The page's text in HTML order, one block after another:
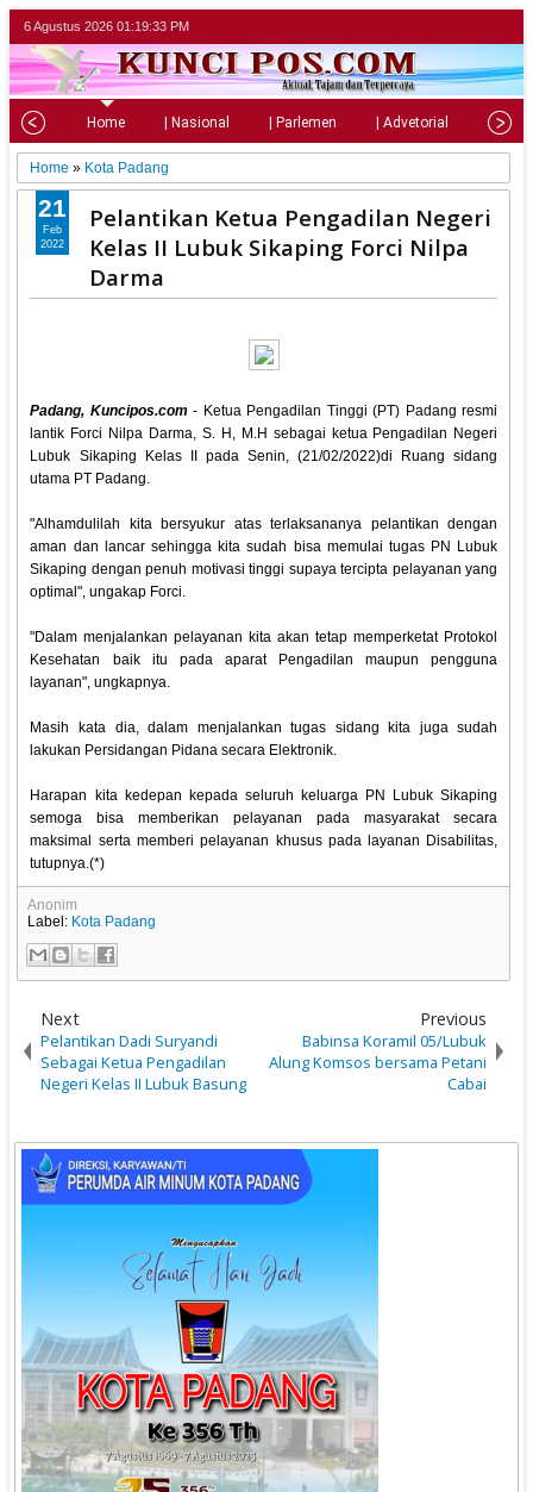
6 Agustus 2026 01:19:34 PM
Home | Nasional | Parlemen | Advetorial |
Home » Kota Padang
Pelantikan Ketua Pengadilan Negeri
Kelas II Lubuk Sikaping Forci Nilpa
Darma
Padang, Kuncipos.com- Ketua Pengadilan Tinggi (PT) Padang resmi
lantik Forci Nilpa Darma, S. H, M.H sebagai ketua Pengadilan Negeri
Lubuk Sikaping Kelas II pada Senin, (21/02/2022)di Ruang sidang
utama PT Padang.
"Alhamdulilah kita bersyukur atas terlaksananya pelantikan dengan
aman dan lancar sehingga kita sudah bisa memulai tugas PN Lubuk
Sikaping dengan penuh motivasi tinggi supaya tercipta pelayanan yang
optimal", ungakap Forci.
"Dalam menjalankan pelayanan kita akan tetap memperketat Protokol
Kesehatan baik itu pada aparat Pengadilan maupun pengguna
layanan", ungkapnya.
Masih kata dia, dalam menjalankan tugas sidang kita juga sudah
lakukan Persidangan Pidana secara Elektronik.
Harapan kita kedepan kepada seluruh keluarga PN Lubuk Sikaping
semoga bisa memberikan pelayanan pada masyarakat secara
maksimal serta memberi pelayanan khusus pada layanan Disabilitas,
tutupnya.(*)
21
Feb
2022
Anonim
Label: Kota Padang
Next
Pelantikan Dadi Suryandi
Sebagai Ketua Pengadilan
Negeri Kelas II Lubuk Basung
Previous
Babinsa Koramil 05/Lubuk
Alung Komsos bersama Petani
Cabai